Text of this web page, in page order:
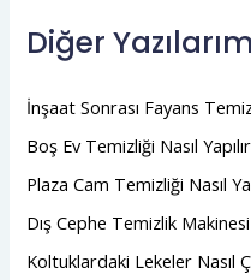
Diğer
İnşaat Sonrası Fayans
Boş Ev Temizliği Nasıl
Plaza Cam Temizliği Nasıl
Dış Cephe Temizlik Makinesi
Koltuklardaki Lekeler Nasıl